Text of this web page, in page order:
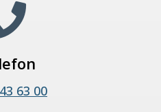
63 00